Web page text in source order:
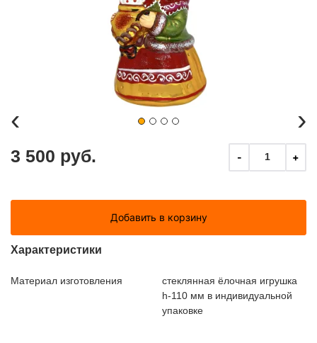
‹ ›
3 500 руб. - 1 +
Добавить в корзину
Характеристики
Материал изготовления
стеклянная ёлочная игрушка
h-110 мм в индивидуальной
упаковке